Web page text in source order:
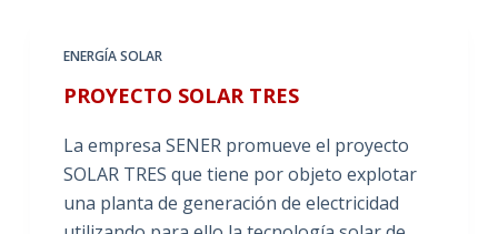
ENERGÍA SOLAR
PROYECTO SOLAR TRES
La empresa SENER promueve el proyecto
SOLAR TRES que tiene por objeto explotar
una planta de generación de electricidad